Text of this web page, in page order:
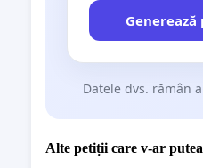
Datele dvs. rămân
Alte petiții care v-ar